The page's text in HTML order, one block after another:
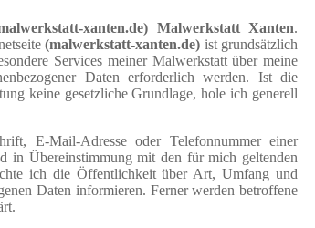
xanten.de) Malwerkstatt Xanten.
(malwerkstatt-xanten.de) ist grundsätzlich
Services meiner Malwerkstatt über meine
Daten erforderlich werden. Ist die
keine gesetzliche Grundlage, hole ich generell
E-Mail-Adresse oder Telefonnummer einer
in Übereinstimmung mit den für mich geltenden
ich die Öffentlichkeit über Art, Umfang und
Daten informieren. Ferner werden betroffene